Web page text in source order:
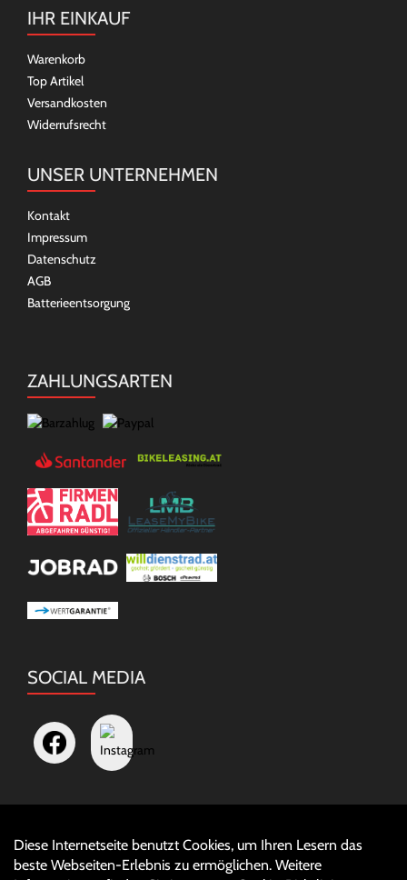
IHR EINKAUF
Warenkorb
Top Artikel
Versandkosten
Widerrufsrecht
UNSER UNTERNEHMEN
Kontakt
Impressum
Datenschutz
AGB
Batterieentsorgung
ZAHLUNGSARTEN
SOCIAL MEDIA
Diese Internetseite benutzt Cookies, um Ihren Lesern das
beste Webseiten-Erlebnis zu ermöglichen. Weitere
Auftrag widerrufen